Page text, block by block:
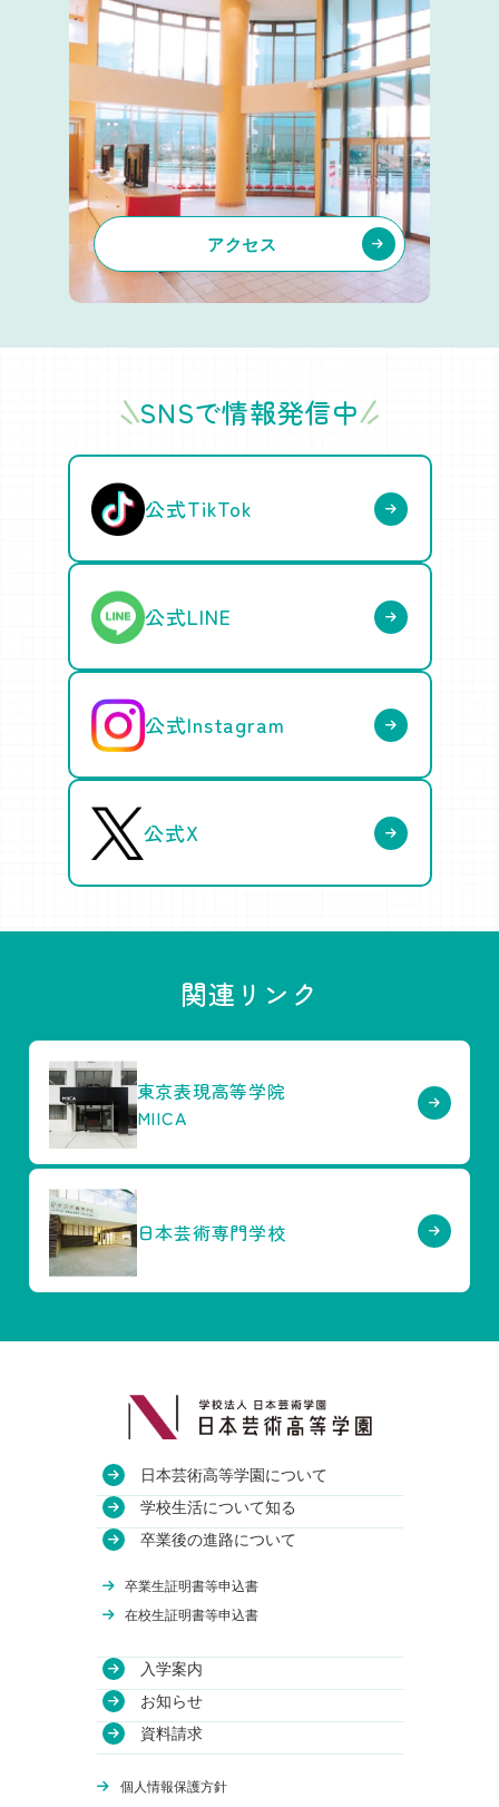
アクセス
SNSで情報発信中
公式TikTok
公式LINE
公式Instagram
公式X
関連リンク
東京表現高等学院
MIICA
日本芸術専門学校
日本芸術高等学園について
教育方針
沿革
関連校
学校生活について知る
授業・校舎について
年間行事について
卒業後の進路について
卒業生証明書等申込書
在校生証明書等申込書
入学案内
学費について
WEB出願
体験授業
オンライン学校説明会
お知らせ
資料請求
個人情報保護方針